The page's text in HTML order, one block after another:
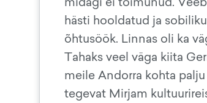
hästi hooldatud ja
õhtusöök. Linnas oli ka
Tahaks veel väga kiita
meile Andorra kohta
tegevat Mirjam